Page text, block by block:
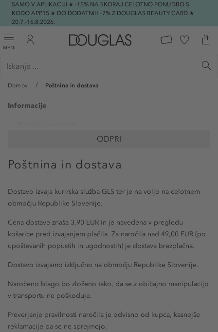
SAMO V APLIKACIJI ★ -15% NA SKORAJ CELOTNO PONUDBO S
KODO APP15 ★ DO DODATNIH -7% Z DOUGLAS BEAUTY CARD ★
20.7.-16.8.2026.
MENI
Domov Poštnina in dostava
Informacije
Pogoji uporabe
Plačilo blaga
Douglas Club pravilnik
FAQ - Pogosta vprašanja
ODPRI
Poštnina in dostava
Dostavo izvaja kurirska služba GLS ter je na voljo na celotnem
območju Republike Slovenije.
Cena dostave znaša 3,90 EUR in je navedena v pregledu
košarice pred izvajanjem plačila. Za naročila nad 49,00 EUR (po
upoštevanih popustih in ugodnostih) je dostava brezplačna.
Dostavo izvajamo izključno na območju Republike Slovenije.
Naročeno blago bo zloženo tako, da se z običajno manipulacijo
v transportu ne poškoduje.
Preverjanje pravilnosti naročila je odvisno od kupca, kasnejše
reklamacije pa se ne sprejmejo.